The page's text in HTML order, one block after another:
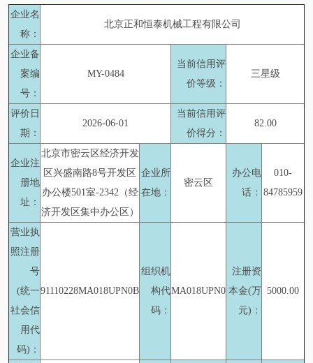
企业名
称：
北京正和恒泰机械工程有限公司
企业备
案编
号：
MY-0484
当前信用评
价等级：
三星级
评价日
期：
2026-06-01
当前信用评
价得分：
82.00
企业注
册地
址：
北京市密云区经济开发
区兴盛南路8号开发区
办公楼501室-2342（经
济开发区集中办公区）
企业所
在地：
密云区
办公电
话：
010-
84785959
营业执
照注册
号
(统一
社会信
用代
码)：
91110228MA018UPN0B
组织机
构代
码：
MA018UPN0
注册资
本金(万
元)：
5000.00